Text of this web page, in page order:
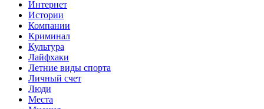
Интернет
Истории
Компании
Криминал
Культура
Лайфхаки
Летние виды спорта
Личный счет
Люди
Места